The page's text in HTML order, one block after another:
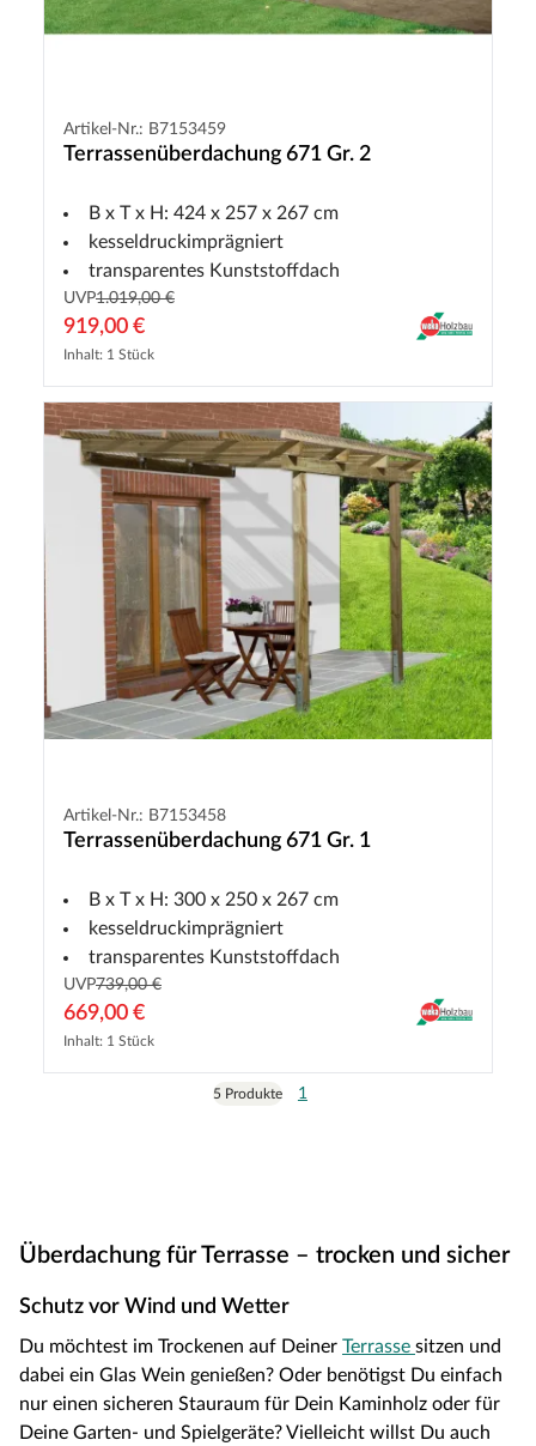
Artikel-Nr.: B7153459
Terrassenüberdachung 671 Gr. 2
B x T x H: 424 x 257 x 267 cm
kesseldruckimprägniert
transparentes Kunststoffdach
UVP1.019,00 €
919,00 €
Inhalt: 1 Stück
Artikel-Nr.: B7153458
Terrassenüberdachung 671 Gr. 1
B x T x H: 300 x 250 x 267 cm
kesseldruckimprägniert
transparentes Kunststoffdach
UVP739,00 €
669,00 €
Inhalt: 1 Stück
5 Produkte 1
Überdachung für Terrasse – trocken und sicher
Schutz vor Wind und Wetter
Du möchtest im Trockenen auf Deiner Terrasse sitzen und
dabei ein Glas Wein genießen? Oder benötigst Du einfach
nur einen sicheren Stauraum für Dein Kaminholz oder für
Deine Garten- und Spielgeräte? Vielleicht willst Du auch